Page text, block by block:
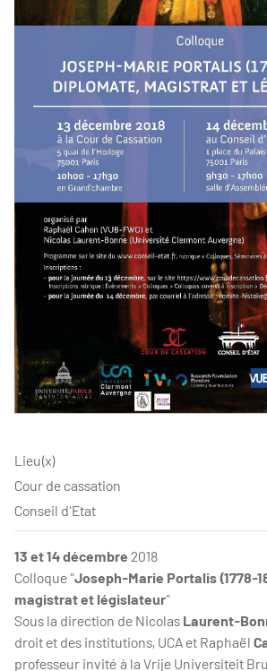
Lieu(x)
Cour de cassation
Conseil d'Etat
13 et 14 décembre 2018
Colloque "Joseph-Marie Portalis (1778-
magistrat et législateur"
Sous la direction de Nicolas Laurent-
droit et des institutions, UCA et Raphaël
professeur invité à la Vrije Universiteit